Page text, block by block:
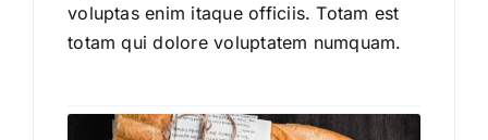
voluptas enim itaque officiis. Totam est
totam qui dolore voluptatem numquam.